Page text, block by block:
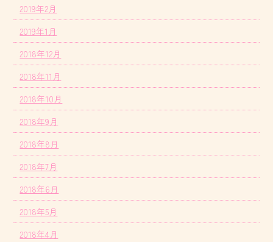
2019年2月
2019年1月
2018年12月
2018年11月
2018年10月
2018年9月
2018年8月
2018年7月
2018年6月
2018年5月
2018年4月